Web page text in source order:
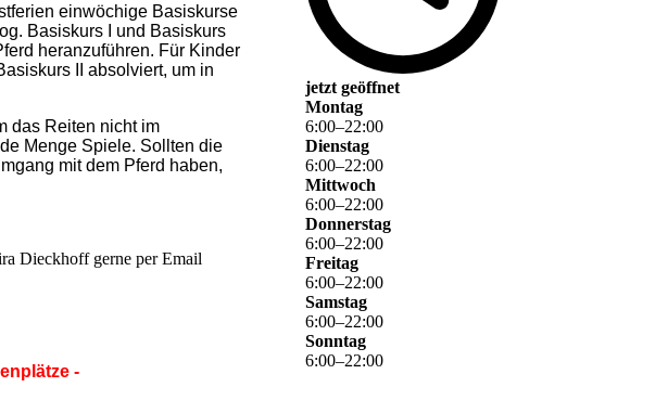
einwöchige Basiskurse
Basiskurs I und Basiskurs
heranzuführen. Für Kinder
II absolviert, um in
das Reiten nicht im
Menge Spiele. Sollten die
mit dem Pferd haben,
Dieckhoff gerne per Email
-
jetzt geöffnet
Montag
6:00–22:00
Dienstag
6:00–22:00
Mittwoch
6:00–22:00
Donnerstag
6:00–22:00
Freitag
6:00–22:00
Samstag
6:00–22:00
Sonntag
6:00–22:00